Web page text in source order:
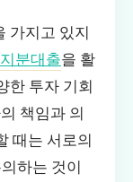
가지고 있지
분대출을 활
한 투자 기회
책임과 의
때는 서로의
하는 것이